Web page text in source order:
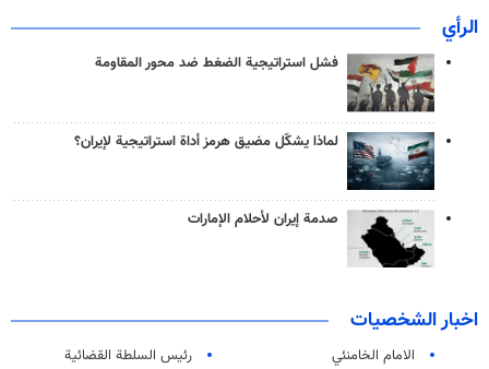
الرأي
فشل استراتيجية الضغط ضد محور المقاومة
لماذا يشكّل مضيق هرمز أداة استراتيجية لإيران؟
صدمة إيران لأحلام الإمارات
اخبار الشخصيات
الامام الخامنئي
رئیس السلطة القضائیة